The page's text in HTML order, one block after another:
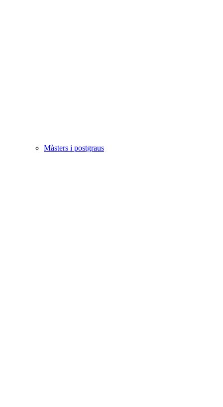
Màsters i postgraus